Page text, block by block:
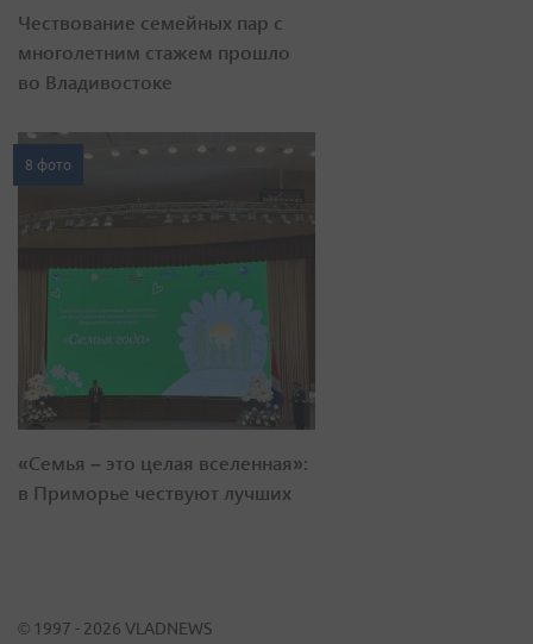
Чествование семейных пар с
многолетним стажем прошло
во Владивостоке
8 фото
«Семья – это целая вселенная»:
в Приморье чествуют лучших
© 1997 - 2026 VLADNEWS